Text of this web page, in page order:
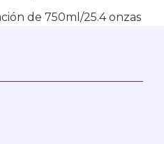
de 750ml/25.4 onzas